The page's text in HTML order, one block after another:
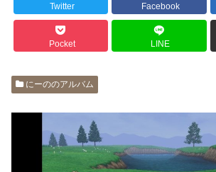
Twitter Facebook
Pocket LINE
にーののアルバム